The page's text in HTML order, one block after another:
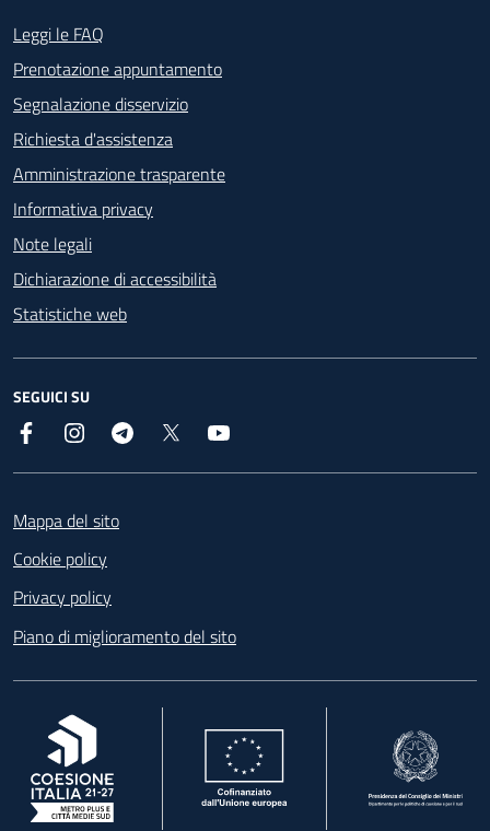
Footer - Contatti
Leggi le FAQ
Prenotazione appuntamento
Segnalazione disservizio
Richiesta d'assistenza
Amministrazione trasparente
Informativa privacy
Note legali
Dichiarazione di accessibilità
Statistiche web
SEGUICI SU
Facebook InstagramTelegram
Mappa del sito
Cookie policy
Privacy policy
Piano di miglioramento del sito
, apre in una nuova scheda